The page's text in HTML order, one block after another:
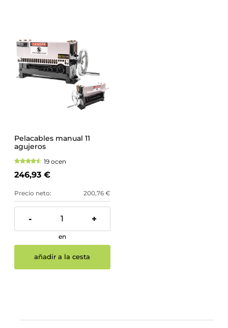
Pelacables manual 11
agujeros
19 ocen
246,93 €
Precio neto: 200,76 €
- +
en
añadir a la cesta